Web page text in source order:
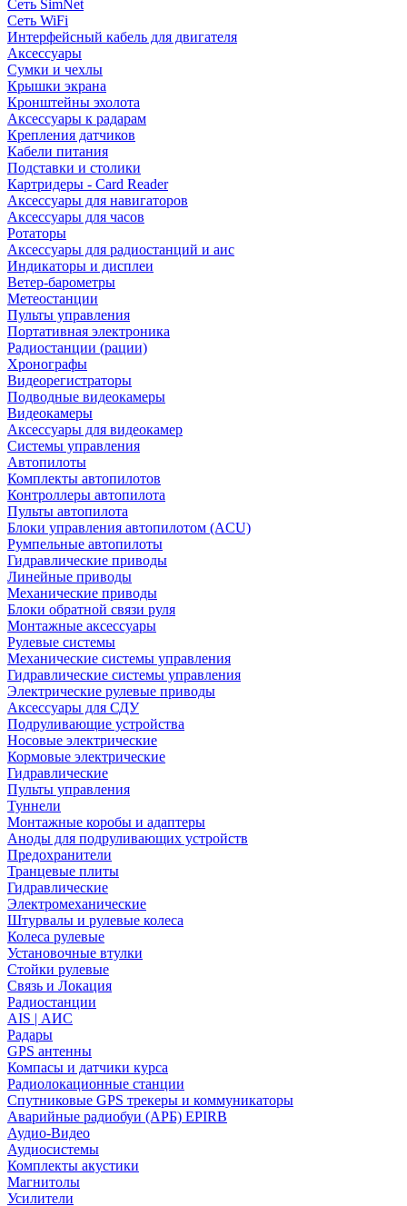
Сеть SimNet
Сеть WiFi
Интерфейсный кабель для двигателя
Аксессуары
Сумки и чехлы
Крышки экрана
Кронштейны эхолота
Аксессуары к радарам
Крепления датчиков
Кабели питания
Подставки и столики
Картридеры - Card Reader
Аксессуары для навигаторов
Аксессуары для часов
Ротаторы
Аксессуары для радиостанций и аис
Индикаторы и дисплеи
Ветер-барометры
Метеостанции
Пульты управления
Портативная электроника
Радиостанции (рации)
Хронографы
Видеорегистраторы
Подводные видеокамеры
Видеокамеры
Аксессуары для видеокамер
Системы управления
Автопилоты
Комплекты автопилотов
Контроллеры автопилота
Пульты автопилота
Блоки управления автопилотом (ACU)
Румпельные автопилоты
Гидравлические приводы
Линейные приводы
Механические приводы
Блоки обратной связи руля
Монтажные аксессуары
Рулевые системы
Механические системы управления
Гидравлические системы управления
Электрические рулевые приводы
Аксессуары для СДУ
Подруливающие устройства
Носовые электрические
Кормовые электрические
Гидравлические
Пульты управления
Туннели
Монтажные коробы и адаптеры
Аноды для подруливающих устройств
Предохранители
Транцевые плиты
Гидравлические
Электромеханические
Штурвалы и рулевые колеса
Колеса рулевые
Установочные втулки
Стойки рулевые
Связь и Локация
Радиостанции
AIS | АИС
Радары
GPS антенны
Компасы и датчики курса
Радиолокационные станции
Спутниковые GPS трекеры и коммуникаторы
Аварийные радиобуи (АРБ) EPIRB
Аудио-Видео
Аудиосистемы
Комплекты акустики
Магнитолы
Усилители